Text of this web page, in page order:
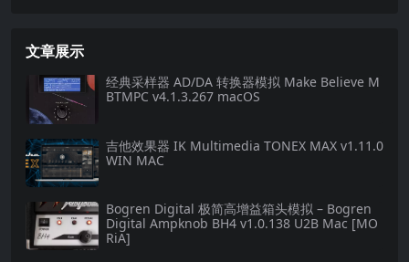
文章展示
经典采样器 AD/DA 转换器模拟 Make Believe M
BTMPC v4.1.3.267 macOS
吉他效果器 IK Multimedia TONEX MAX v1.11.0
WIN MAC
Bogren Digital 极简高增益箱头模拟 – Bogren
Digital Ampknob BH4 v1.0.138 U2B Mac [MO
RiA]